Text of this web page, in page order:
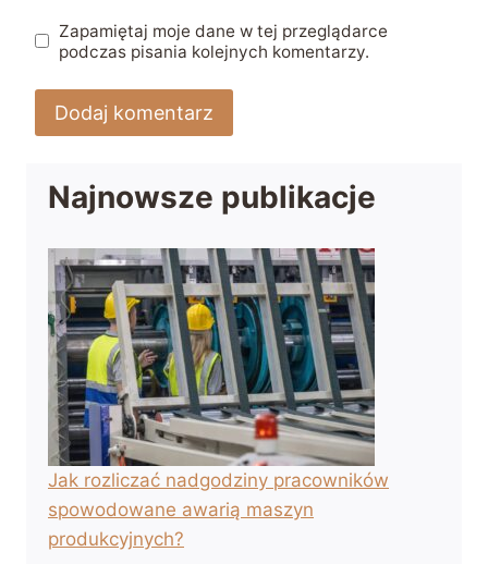
Zapamiętaj moje dane w tej przeglądarce
podczas pisania kolejnych komentarzy.
Najnowsze publikacje
Jak rozliczać nadgodziny pracowników
spowodowane awarią maszyn
produkcyjnych?